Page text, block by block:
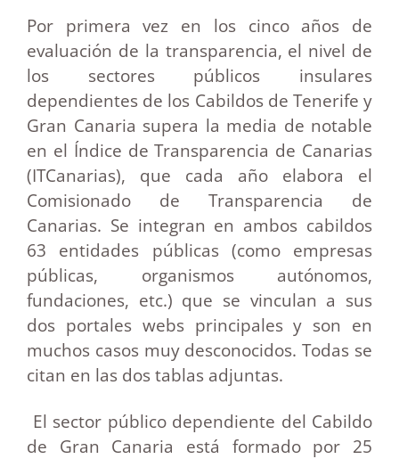
Por primera vez en los cinco años de
evaluación de la transparencia, el nivel de
los sectores públicos insulares
dependientes de los Cabildos de Tenerife y
Gran Canaria supera la media de notable
en el Índice de Transparencia de Canarias
(ITCanarias), que cada año elabora el
Comisionado de Transparencia de
Canarias. Se integran en ambos cabildos
63 entidades públicas (como empresas
públicas, organismos autónomos,
fundaciones, etc.) que se vinculan a sus
dos portales webs principales y son en
muchos casos muy desconocidos. Todas se
citan en las dos tablas adjuntas.
El sector público dependiente del Cabildo
de Gran Canaria está formado por 25